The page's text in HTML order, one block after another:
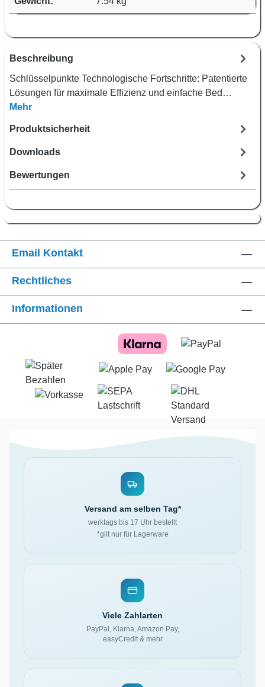
Beschreibung
Schlüsselpunkte Technologische Fortschritte: Patentierte
Lösungen für maximale Effizienz und einfache Bed…
Mehr
Produktsicherheit
Downloads
Bewertungen
Email Kontakt
Rechtliches
Informationen
Versand am selben Tag*
werktags bis 17 Uhr bestellt
*gilt nur für Lagerware
Viele Zahlarten
PayPal, Klarna, Amazon Pay,
easyCredit & mehr